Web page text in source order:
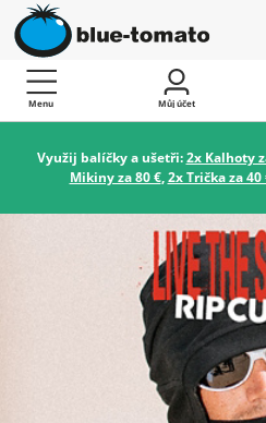
Menu Můj účet
Využij balíčky a ušetři:2x Kalhoty
Mikiny za 80 €,2x Trička za 40